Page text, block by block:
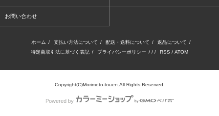
お問い合わせ
ホーム / 支払い方法について / 配送・送料について / 返品について /
特定商取引法に基づく表記 / プライバシーポリシー / / / RSS / ATOM
Copyright(C)Morimoto-touen.All Rights Reserved.
Powered by